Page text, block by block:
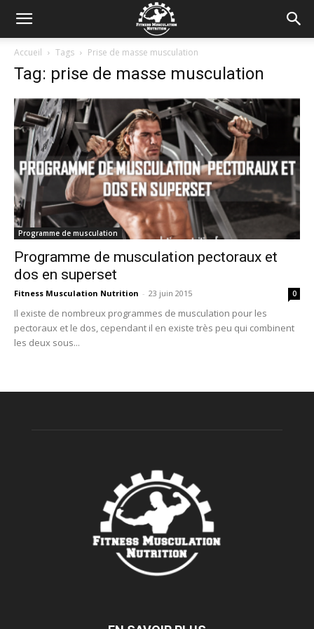
Accueil Tags Prise de masse musculation
Tag: prise de masse musculation
Programme de musculation
Programme de musculation pectoraux et
dos en superset
Fitness Musculation Nutrition - 23 juin 2015 0
Il existe de nombreux programmes de musculation pour les
pectoraux et le dos, cependant il en existe très peu qui combinent
les deux sous...